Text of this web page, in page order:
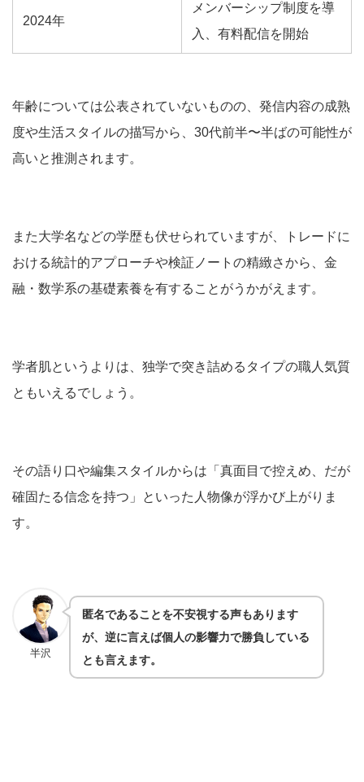
2024年
メンバーシップ制度を導
入、有料配信を開始
年齢については公表されていないものの、発信内容の成熟
度や生活スタイルの描写から、30代前半〜半ばの可能性が
高いと推測されます。
また大学名などの学歴も伏せられていますが、トレードに
おける統計的アプローチや検証ノートの精緻さから、金
融・数学系の基礎素養を有することがうかがえます。
学者肌というよりは、独学で突き詰めるタイプの職人気質
ともいえるでしょう。
その語り口や編集スタイルからは「真面目で控えめ、だが
確固たる信念を持つ」といった人物像が浮かび上がりま
す。
半沢
匿名であることを不安視する声もあります
が、逆に言えば個人の影響力で勝負している
とも言えます。